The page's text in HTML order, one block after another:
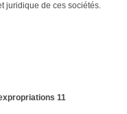
juridique de ces sociétés.
11